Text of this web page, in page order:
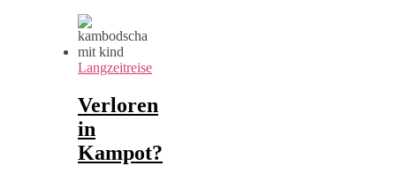
Langzeitreise
Verloren
in
Kampot?